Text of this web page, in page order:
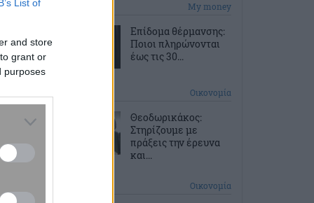
List of
and store
grant or
purposes
My money
Επίδομα θέρμανσης:
Ποιοι πληρώνονται
έως τις 30...
Οικονομία
Θεοδωρικάκος:
Στηρίζουμε με
πράξεις την έρευνα
και...
Οικονομία